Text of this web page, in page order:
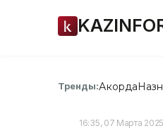
Тренды:Акорда
16:35, 07 Марта 2025